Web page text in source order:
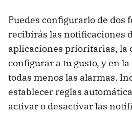
Puedes configurarlo de dos
recibirás las notificaciones
aplicaciones prioritarias, la
configurar a tu gusto, y en
todas menos las alarmas.
establecer reglas
activar o desactivar las